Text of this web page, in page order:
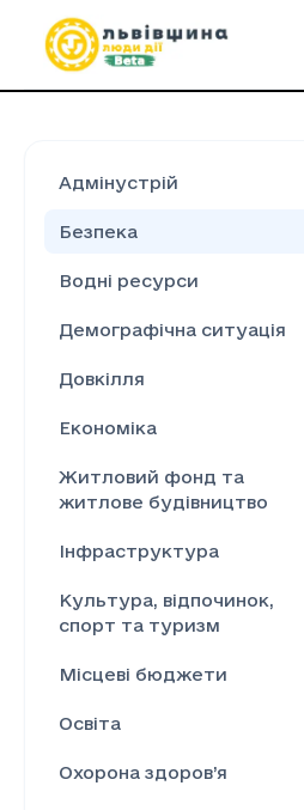
Адмінустрій
Безпека
Водні ресурси
Демографічна ситуація
Довкілля
Економіка
Житловий фонд та
житлове будівництво
Інфраструктура
Культура, відпочинок,
спорт та туризм
Місцеві бюджети
Освіта
Охорона здоров’я